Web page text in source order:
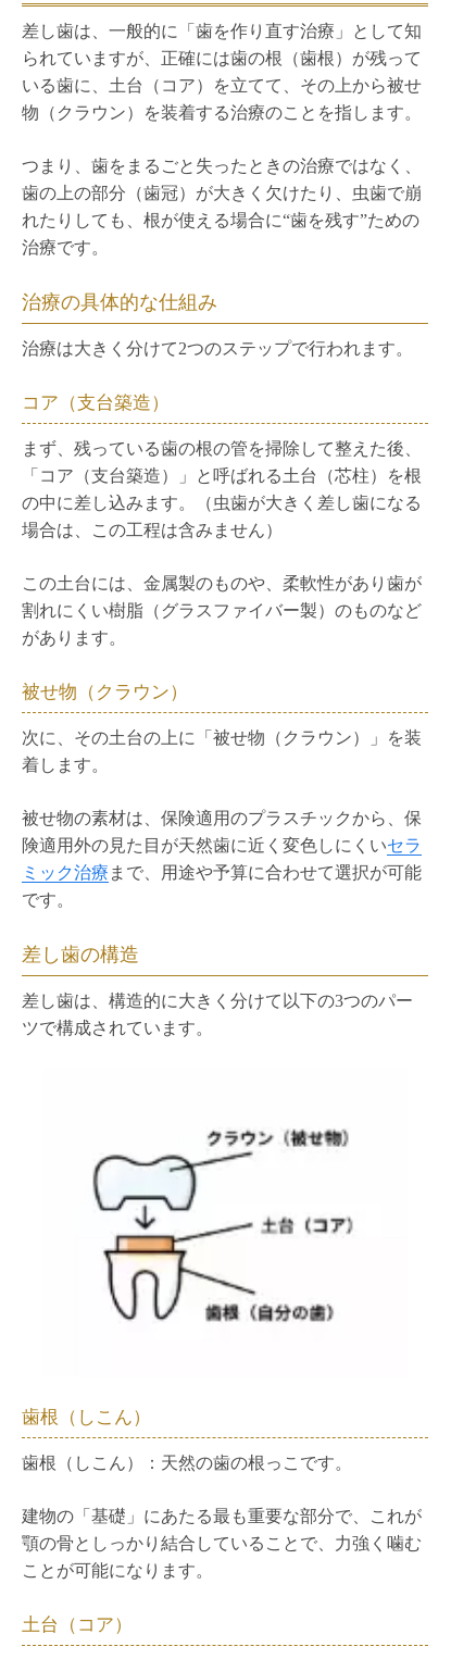
差し歯は、一般的に「歯を作り直す治療」として知
られていますが、正確には歯の根（歯根）が残って
いる歯に、土台（コア）を立てて、その上から被せ
物（クラウン）を装着する治療のことを指します。
つまり、歯をまるごと失ったときの治療ではなく、
歯の上の部分（歯冠）が大きく欠けたり、虫歯で崩
れたりしても、根が使える場合に“歯を残す”ための
治療です。
治療の具体的な仕組み
治療は大きく分けて2つのステップで行われます。
コア（支台築造）
まず、残っている歯の根の管を掃除して整えた後、
「コア（支台築造）」と呼ばれる土台（芯柱）を根
の中に差し込みます。（虫歯が大きく差し歯になる
場合は、この工程は含みません）
この土台には、金属製のものや、柔軟性があり歯が
割れにくい樹脂（グラスファイバー製）のものなど
があります。
被せ物（クラウン）
次に、その土台の上に「被せ物（クラウン）」を装
着します。
被せ物の素材は、保険適用のプラスチックから、保
険適用外の見た目が天然歯に近く変色しにくいセラ
ミック治療 まで、用途や予算に合わせて選択が可能
です。
差し歯の構造
差し歯は、構造的に大きく分けて以下の3つのパー
ツで構成されています。
歯根（しこん）
歯根（しこん）：天然の歯の根っこです。
建物の「基礎」にあたる最も重要な部分で、これが
顎の骨としっかり結合していることで、力強く噛む
ことが可能になります。
土台（コア）